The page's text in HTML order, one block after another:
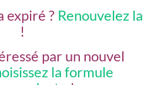
expiré ? Renouvelez la
!
par un nouvel
la formule